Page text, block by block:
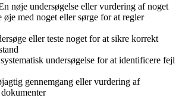
nøje undersøgelse eller vurdering af noget
øje med noget eller sørge for at regler
eller teste noget for at sikre korrekt
undersøgelse for at identificere fejl
gennemgang eller vurdering af